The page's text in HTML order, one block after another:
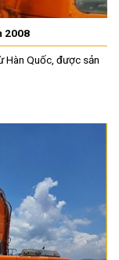
2008
Hàn Quốc, được sản